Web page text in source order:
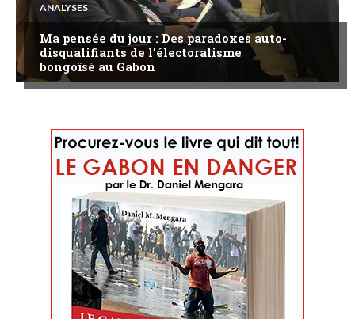
ANALYSES
Ma pensée du jour : Des paradoxes auto-
disqualifiants de l’électoralisme
bongoïsé au Gabon